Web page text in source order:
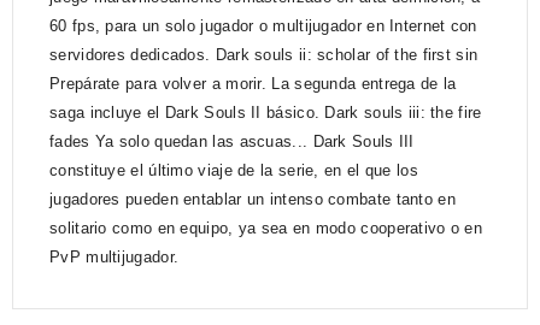
60 fps, para un solo jugador o multijugador en Internet con
servidores dedicados. Dark souls ii: scholar of the first sin
Prepárate para volver a morir. La segunda entrega de la
saga incluye el Dark Souls II básico. Dark souls iii: the fire
fades Ya solo quedan las ascuas... Dark Souls III
constituye el último viaje de la serie, en el que los
jugadores pueden entablar un intenso combate tanto en
solitario como en equipo, ya sea en modo cooperativo o en
PvP multijugador.